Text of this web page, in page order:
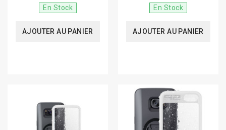
En Stock
AJOUTER AU PANIER
En Stock
AJOUTER AU PANIER